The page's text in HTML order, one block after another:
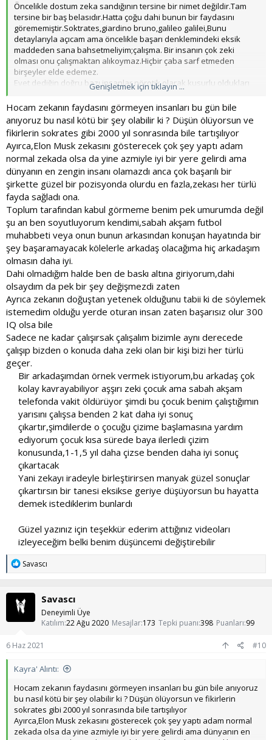
Öncelikle dostum zeka sandığının tersine bir nimet değildir.Tam
tersine bir baş belasıdır.Hatta çoğu dahi bunun bir faydasını
görememiştir.Soktrates,giardino bruno,galileo galilei,Bunu
detaylarıyla açıcam ama öncelikle başarı denklemindeki eksik
maddeden sana bahsetmeliyim;çalışma. Bir insanın çok zeki
olması onu çalışmaktan alıkoymaz.Hiçbir çaba sarf etmeden
birşeyler elde edemez.
Evet dediğin doğru bazı insanlar nörotik olarak kusurlu oldukları
için zeki doğuyorlar.Evet zeki insanlar aslında bir çeşit
beyinlerinde hastalık olan insanlardır.Bu yüzden normal toplum
üyeleri tarafından kabul edilmezler.Zaten baş belası olan kısım
burasıdır.Kayıt kötü ama şunu izleyebilirsin;
Bu acılı hayat,toplum tarafından kabul görmeme gibi sorunları
çoğu dahi yaşar.Ben açıkcası dahi olmak istemezdim.Bu arada
elon musk 155 IQ olabilir.Ama o dahilik gerektiren bir eylem
yapmadı ki
.Birşey tasarlamadı ya da bulmadı.Sadece birkaç
tane girişim şirketi kurdu.Bu alanda başarılı oldu.Bu da ticari bir
alan.O zaman jeff bezos'un daha dahi olması gerekiyor.Ama onun
böyle bir kaygısı yok
. Fakat Elon musk gözümüzün içine
sokuluyor çünkü medya dikkat çekmek ister.Medya doğrulara
dikkat çeken bir kuruluş değildir ki .O insanların daha çok dikkatini
çekebilmek için çabalar. Hatta bu yüzden manipülatif haberler bol
bol medyada bulunur.
Ve konumuz buraya gelmişken tanımladığın zeka da dostum yanlış
temeller üzerinde yükseliyor.Zeka dediğin doğuştan yetenek
değildir.Ekşi şeylerde güzel açıklanmış;
Ziyaretçiler için gizlenmiş link, görmek için üye
olunuz.Giriş yapın veya üye olun.
Birde bu dahiliğin psikolojik yönleri var;özel olmak bir nevi baskı
altına girmektir.İstisna olmanın bir zorbalığı vardır.Ve dahi sınıfına
giren çok çok çok az insan vardır.Ama medya o kadar çok bu
uçlara ilgiyi yönlendirir ki çoğu insan normal olmasına rağmen
suçlamamız kaçınılmaz.Oysa bu kararımızda yanılıyoruz çünkü
birşeyde başarılı olmayı zirvede olmak olarak belirlersek kendimizi
zirveye zorunlu tutarız.Bu da bulunduğumuz andan keyif almamızı
engeller.Her başarısızlık bir geri çekilme olarak görülür.Bu da bize
daha az hareket alanı tanımlar.Daha iyi olmayı istemekle daha iyi
olmaya zorlanmak arasında çok fazla fark vardır.Birisi stresli ve
eylemdir.Bu yüzden başarıyı ben şöyle
tanımlarım;gelişmek,çalışmak ve daha ileriye gitmek.Bu kadar.Bana
göre ilerlemeye çalışan herkes başarılıdır.Çünkü sözde herkes
toplumun çok çok çok ufak bir kesimi bunu yapar.Ve son bir
Genişletmek için tıklayın ...
Hocam zekanın faydasını görmeyen insanları bu gün bile
anıyoruz bu nasıl kötü bir şey olabilir ki ? Düşün ölüyorsun ve
fikirlerin sokrates gibi 2000 yıl sonrasında bile tartışılıyor
Ayırca,Elon Musk zekasını gösterecek çok şey yaptı adam
normal zekada olsa da yine azmiyle iyi bir yere gelirdi ama
dünyanın en zengin insanı olamazdı anca çok başarılı bir
şirkette güzel bir pozisyonda olurdu en fazla,zekası her türlü
fayda sağladı ona.
Toplum tarafından kabul görmeme benim pek umurumda değil
şu an ben soyutluyorum kendimi,sabah akşam futbol
muhabbeti veya onun bunun arkasından konuşan hayatında bir
şey başaramayacak kölelerle arkadaş olacağıma hiç arkadaşım
olmasın daha iyi.
Dahi olmadığım halde ben de baskı altına giriyorum,dahi
olsaydım da pek bir şey değişmezdi zaten
Ayrıca zekanın doğuştan yetenek olduğunu tabii ki de söylemek
istemedim olduğu yerde oturan insan zaten başarısız olur 300
IQ olsa bile
Sadece ne kadar çalışırsak çalışalım bizimle aynı derecede
çalışıp bizden o konuda daha zeki olan bir kişi bizi her türlü
geçer.
Bir arkadaşımdan örnek vermek istiyorum,bu arkadaş çok
kolay kavrayabiliyor aşşırı zeki çocuk ama sabah akşam
telefonda vakit öldürüyor şimdi bu çocuk benim çalıştığımın
yarısını çalışsa benden 2 kat daha iyi sonuç
çıkartır,şimdilerde o çocuğu çizime başlamasına yardım
ediyorum çocuk kısa sürede baya ilerledi çizim
konusunda,1-1,5 yıl daha çizse benden daha iyi sonuç
çıkartacak​
Yani zekayı iradeyle birleştirirsen manyak güzel sonuçlar
çıkartırsın bir tanesi eksikse geriye düşüyorsun bu hayatta
demek istediklerim bunlardı​
Güzel yazınız için teşekkür ederim attığınız videoları
izleyeceğim belki benim düşüncemi değiştirebilir​
T
p
k
i
l
e
Savascı
Savascı
Deneyimli Üye
Katılım 22 Ağu 2020 Mesajlar 173 Tepki puanı 398 Puanları 99
6 Haz 2021 #10
Kayra' Alıntı:
Hocam zekanın faydasını görmeyen insanları bu gün bile anıyoruz
bu nasıl kötü bir şey olabilir ki ? Düşün ölüyorsun ve fikirlerin
sokrates gibi 2000 yıl sonrasında bile tartışılıyor
Ayırca,Elon Musk zekasını gösterecek çok şey yaptı adam normal
zekada olsa da yine azmiyle iyi bir yere gelirdi ama dünyanın en